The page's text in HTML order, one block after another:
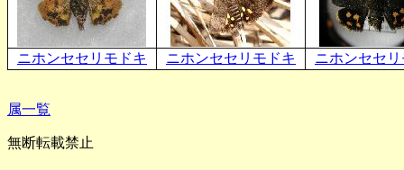
ニホンセセリモドキ ニホンセセリモドキ ニホンセセ
属一覧
無断転載禁止